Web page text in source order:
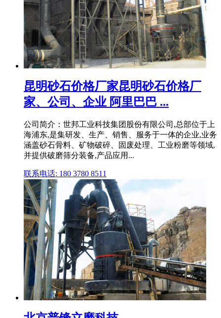
昆明砂石价格厂家昆明砂石价格厂
家、公司、企业 阿里巴巴 ...
公司简介：世邦工业科技集团股份有限公司,总部位于上
海浦东,是集研发、生产、销售、服务于一体的企业,业务
涵盖砂石骨料、矿物破碎、固废处理、工业粉磨等领域,
并提供破磨筛分装备,产品应用...
联系电话: 180 3780 8511